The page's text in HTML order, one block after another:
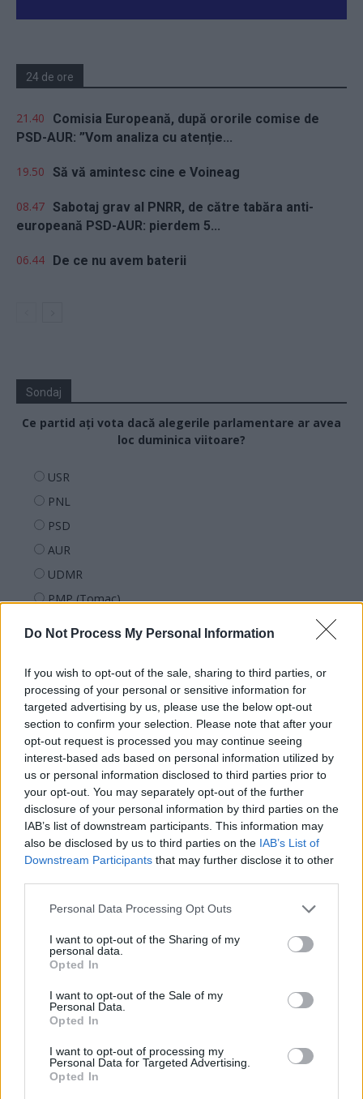
Do Not Process My Personal Information
If you wish to opt-out of the sale, sharing to third parties, or
processing of your personal or sensitive information for
targeted advertising by us, please use the below opt-out
section to confirm your selection. Please note that after your
opt-out request is processed you may continue seeing
interest-based ads based on personal information utilized by
us or personal information disclosed to third parties prior to
your opt-out. You may separately opt-out of the further
disclosure of your personal information by third parties on the
IAB’s list of downstream participants. This information may
also be disclosed by us to third parties on the IAB’s List of
Downstream Participants that may further disclose it to other
Personal Data Processing Opt Outs
I want to opt-out of the Sharing of my
personal data.
Opted In
I want to opt-out of the Sale of my
Personal Data.
Opted In
I want to opt-out of processing my
Personal Data for Targeted Advertising.
Opted In
24 de ore
21.40
Comisia Europeană, după ororile comise de
PSD-AUR: ”Vom analiza cu atenție...
19.50 Să vă amintesc cine e Voineag
08.47 Sabotaj grav al PNRR, de către tabăra anti-
europeană PSD-AUR: pierdem 5...
06.44 De ce nu avem baterii
Sondaj
Ce partid ați vota dacă alegerile parlamentare ar avea
loc duminica viitoare?
USR
PNL
PSD
AUR
UDMR
PMP (Tomac)
REPER
SENS
SOS (Șoșoacă)
POT (Gavrilă)
PACE (Peia)
Acțiunea Conservatoare (Târziu)
PDF (Lazarus)
PUSL (D. Voiculescu)
PNȚCD (Pavelescu)
Partidul Patrioților (Surugiu)
FAR (Coarnă)
România pe Primul Loc (Ponta)
Altul
Arată rezultatele